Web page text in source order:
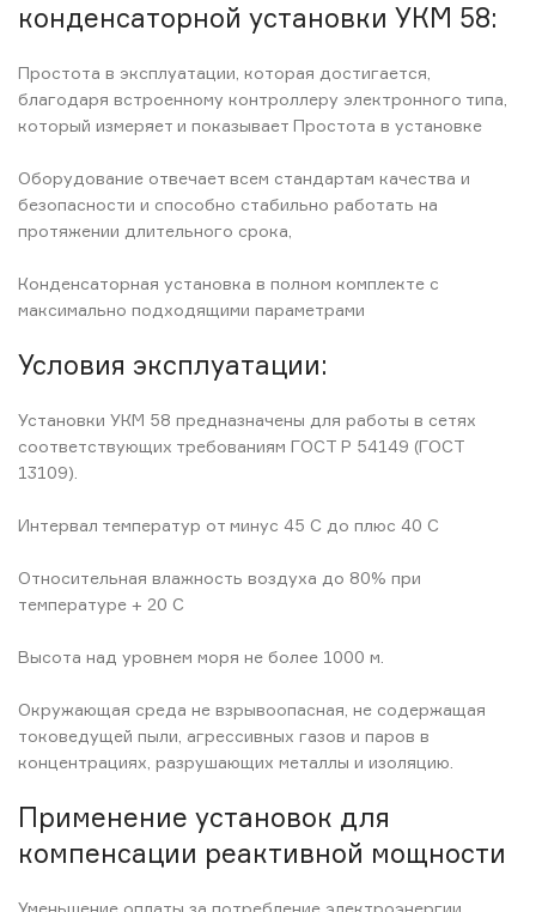
конденсаторной установки УКМ 58:
Простота в эксплуатации, которая достигается,
благодаря встроенному контроллеру электронного типа,
который измеряет и показывает Простота в установке
Оборудование отвечает всем стандартам качества и
безопасности и способно стабильно работать на
протяжении длительного срока,
Конденсаторная установка в полном комплекте с
максимально подходящими параметрами
Условия эксплуатации:
Установки УКМ 58 предназначены для работы в сетях
соответствующих требованиям ГОСТ Р 54149 (ГОСТ
13109).
Интервал температур от минус 45 С до плюс 40 С
Относительная влажность воздуха до 80% при
температуре + 20 С
Высота над уровнем моря не более 1000 м.
Окружающая среда не взрывоопасная, не содержащая
токоведущей пыли, агрессивных газов и паров в
концентрациях, разрушающих металлы и изоляцию.
Применение установок для
компенсации реактивной мощности
Уменьшение оплаты за потребление электроэнергии